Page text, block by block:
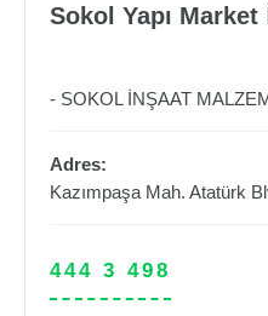
Sokol Yapı Market
- SOKOL İNŞAAT
Adres:
Kazımpaşa Mah. Atatürk
444 3 498